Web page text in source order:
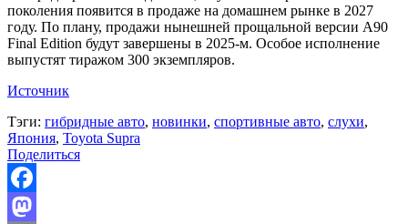
поколения появится в продаже на домашнем рынке в 2027
году. По плану, продажи нынешней прощальной версии A90
Final Edition будут завершены в 2025-м. Особое исполнение
выпустят тиражом 300 экземпляров.
Источник
Тэги: гибридные авто, новинки, спортивные авто, слухи,
Япония, Toyota Supra
Поделиться
Facebook